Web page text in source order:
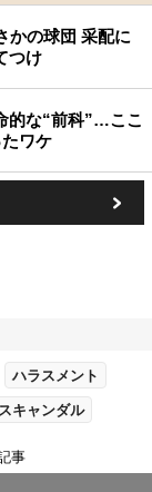
かの球団 采配に
つけ
的な“前科”…ここ
ワケ
ハラスメント
スキャンダル
事